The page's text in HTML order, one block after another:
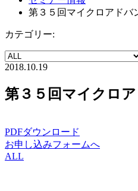
第３５回マイクロアドバ
カテゴリー:
2018.10.19
第３５回マイクロ
PDFダウンロード
お申し込みフォームへ
ALL